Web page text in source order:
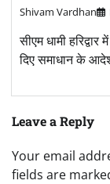
Shivam Vardhan
सीएम धामी
दिए समाधान के
Leave a Reply
Your email
fields are